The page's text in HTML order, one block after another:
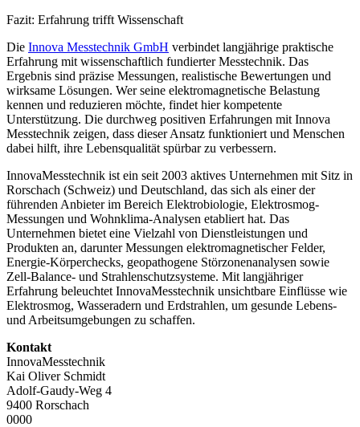
Fazit: Erfahrung trifft Wissenschaft
Die Innova Messtechnik GmbH verbindet langjährige praktische
Erfahrung mit wissenschaftlich fundierter Messtechnik. Das
Ergebnis sind präzise Messungen, realistische Bewertungen und
wirksame Lösungen. Wer seine elektromagnetische Belastung
kennen und reduzieren möchte, findet hier kompetente
Unterstützung. Die durchweg positiven Erfahrungen mit Innova
Messtechnik zeigen, dass dieser Ansatz funktioniert und Menschen
dabei hilft, ihre Lebensqualität spürbar zu verbessern.
InnovaMesstechnik ist ein seit 2003 aktives Unternehmen mit Sitz in
Rorschach (Schweiz) und Deutschland, das sich als einer der
führenden Anbieter im Bereich Elektrobiologie, Elektrosmog-
Messungen und Wohnklima-Analysen etabliert hat. Das
Unternehmen bietet eine Vielzahl von Dienstleistungen und
Produkten an, darunter Messungen elektromagnetischer Felder,
Energie-Körperchecks, geopathogene Störzonenanalysen sowie
Zell-Balance- und Strahlenschutzsysteme. Mit langjähriger
Erfahrung beleuchtet InnovaMesstechnik unsichtbare Einflüsse wie
Elektrosmog, Wasseradern und Erdstrahlen, um gesunde Lebens-
und Arbeitsumgebungen zu schaffen.
Kontakt
InnovaMesstechnik
Kai Oliver Schmidt
Adolf-Gaudy-Weg 4
9400 Rorschach
0000